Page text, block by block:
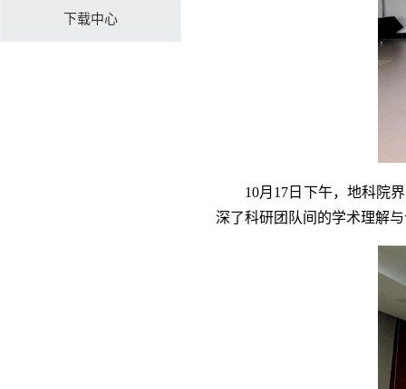
下载中心
10月17日下午， 地科院
深了科研团队间的学术理解